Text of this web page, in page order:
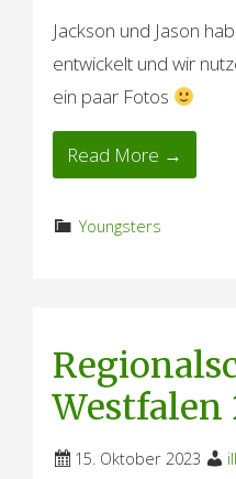
Jackson und Jason
entwickelt und wir
ein paar Fotos
Read More →
Youngsters
Westfalen
15. Oktober 2023